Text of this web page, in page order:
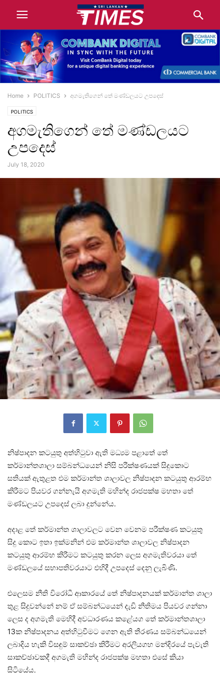
Home POLITICS අගමැතිගෙන් තේ මණ්ඩලයට උපදෙස්
POLITICS
අගමැතිගෙන් තේ මණ්ඩලයට
උපදෙස්
July 18, 2020
නිෂ්පාදන කටයුතු අත්හිටුවා ඇති මධ්‍යම පළාතේ තේ
කර්මාන්තශාලා සම්බන්ධයෙන් නිසි පරීක්ෂණයක් සිදුකොට
සතියක් ඇතුළත එම කර්මාන්ත ශාලාවල නිෂ්පාදන කටයුතු ආරම්භ
කිරීමට පියවර ගන්නැයි අගමැති මහින්ද රාජපක්ෂ මහතා තේ
මණ්ඩලයට උපදෙස් ලබා දුන්නේය.
අදාළ තේ කර්මාන්ත ශාලාවලට වෙන වෙනම පරීක්ෂණ කටයුතු
සිදු කොට ඉතා ඉක්මනින් එම කර්මාන්ත ශාලාවල නිෂ්පාදන
කටයුතු ආරම්භ කිරීමට කටයුතු කරන ලෙස අගමැතිවරයා තේ
මණ්ඩලයේ සභාපතිවරයාට එහිදී උපදෙස් දෙනු ලැබිණි.
එලෙසම නීති විරෝධී ආකාරයේ තේ නිෂ්පාදනයක් කර්මාන්ත ශාලා
තුළ සිදුවන්නේ නම් ඒ සම්බන්ධයෙන් දැඩි නීතිමය පියවර ගන්නා
ලෙස ද අගමැති මෙහිදී අවධාරණය කළේයග තේ කර්මාන්තශාලා
13ක නිෂ්පාදනය අත්හිටුවීමට ගෙන ඇති තීරණය සම්බන්ධයෙන්
ලබාදිය හැකි විසඳුම් සාකච්ඡා කිරීමට අරලියගහ මන්දිරයේ පැවැති
සාකච්ඡාවකදී අගමැති මහින්ද රාජපක්ෂ මහතා එසේ කියා
සිටියේය.